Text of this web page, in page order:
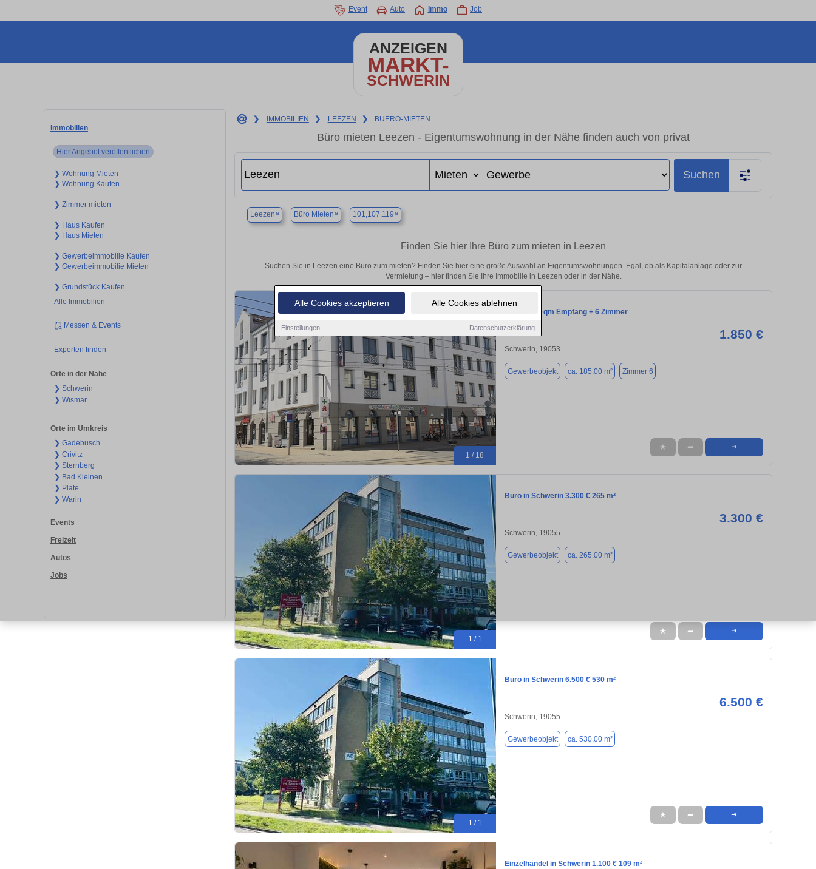
Alle Cookies akzeptieren Alle Cookies ablehnen
Einstellungen Datenschutzerklärung
Event Auto Immo Job
ANZEIGEN
MARKT-
SCHWERIN
Immobilien
Hier Angebot veröffentlichen
❯ Wohnung Mieten
❯ Wohnung Kaufen
❯ Zimmer mieten
❯ Haus Kaufen
❯ Haus Mieten
❯ Gewerbeimmobilie Kaufen
❯ Gewerbeimmobilie Mieten
❯ Grundstück Kaufen
Alle Immobilien
Messen & Events
Experten finden
Orte in der Nähe
❯ Schwerin
❯ Wismar
Orte im Umkreis
❯ Gadebusch
❯ Crivitz
❯ Sternberg
❯ Bad Kleinen
❯ Plate
❯ Warin
Events
Freizeit
Autos
Jobs
❯ IMMOBILIEN ❯ LEEZEN ❯ BUERO-MIETEN
Büro mieten Leezen - Eigentumswohnung in der Nähe finden auch von privat
Suchen
Leezen× Büro Mieten× 101,107,119×
Finden Sie hier Ihre Büro zum mieten in Leezen
Suchen Sie in Leezen eine Büro zum mieten? Finden Sie hier eine große Auswahl an Eigentumswohnungen. Egal, ob als Kapitalanlage oder zur
Vermietung – hier finden Sie Ihre Immobilie in Leezen oder in der Nähe.
1 / 18
Praxis 185 qm Empfang + 6 Zimmer
1.850 €
Schwerin, 19053
Gewerbeobjekt ca. 185,00 m² Zimmer 6
★ ➦ ➜
1 / 1
Büro in Schwerin 3.300 € 265 m²
3.300 €
Schwerin, 19055
Gewerbeobjekt ca. 265,00 m²
★ ➦ ➜
1 / 1
Büro in Schwerin 6.500 € 530 m²
6.500 €
Schwerin, 19055
Gewerbeobjekt ca. 530,00 m²
★ ➦ ➜
Einzelhandel in Schwerin 1.100 € 109 m²